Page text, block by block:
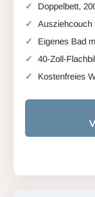
Doppelbett,
Ausziehcouch
Eigenes Bad
40-Zoll-
Kostenfreies